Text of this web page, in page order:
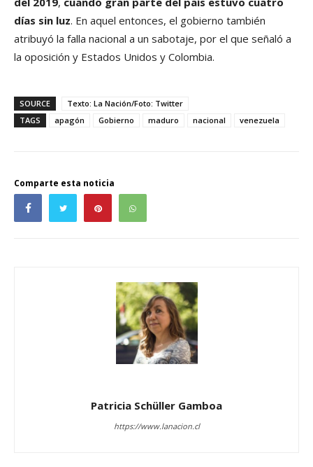
días sin luz. En aquel entonces, el gobierno también
atribuyó la falla nacional a un sabotaje, por el que señaló a
la oposición y Estados Unidos y Colombia.
SOURCE
Texto: La Nación/Foto: Twitter
TAGS
apagón Gobierno maduro nacional venezuela
Comparte esta noticia
Patricia Schüller Gamboa
https://www.lanacion.cl